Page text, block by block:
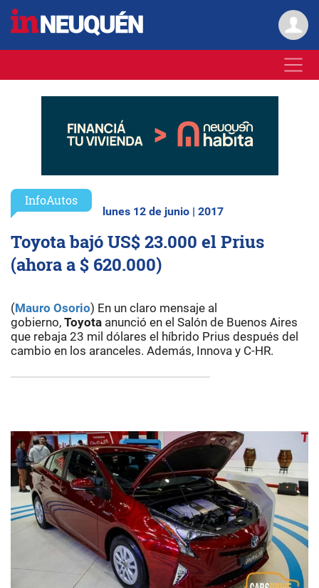
InfoAutos
lunes 12 de junio | 2017
Toyota bajó US$ 23.000 el Prius
(ahora a $ 620.000)
(Mauro Osorio) En un claro mensaje al
gobierno, Toyota anunció en el Salón de Buenos Aires
que rebaja 23 mil dólares el híbrido Prius después del
cambio en los aranceles. Además, Innova y C-HR.